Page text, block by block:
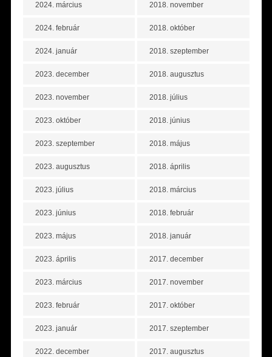
2024. március
2024. február
2024. január
2023. december
2023. november
2023. október
2023. szeptember
2023. augusztus
2023. július
2023. június
2023. május
2023. április
2023. március
2023. február
2023. január
2022. december
2018. november
2018. október
2018. szeptember
2018. augusztus
2018. július
2018. június
2018. május
2018. április
2018. március
2018. február
2018. január
2017. december
2017. november
2017. október
2017. szeptember
2017. augusztus